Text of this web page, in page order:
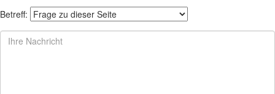
Betreff: